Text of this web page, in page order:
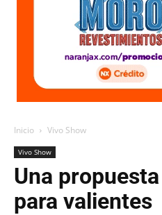
Inicio Vivo Show
Vivo Show
Una
para valientes